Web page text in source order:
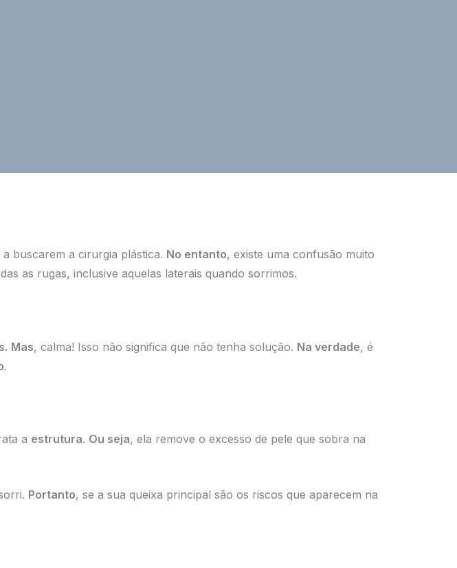
buscarem a cirurgia plástica. No entanto, existe uma confusão muito
as rugas, inclusive aquelas laterais quando sorrimos.
Mas, calma! Isso não significa que não tenha solução. Na verdade, é
.
a estrutura. Ou seja, ela remove o excesso de pele que sobra na
Portanto, se a sua queixa principal são os riscos que aparecem na